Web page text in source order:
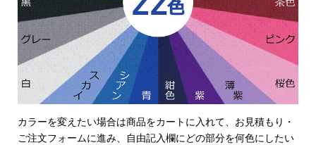
カラーを変えたい場合は商品をカートに入れて、お見積もり・
ご注文フォームに進み、自由記入欄にどの部分を何色にしたい